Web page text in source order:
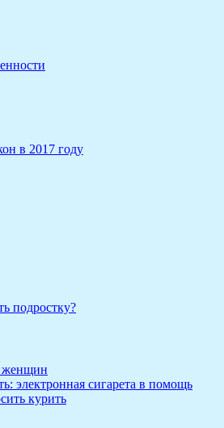
в 2017 году
подростку?
женщин
электронная сигарета в помощь
курить